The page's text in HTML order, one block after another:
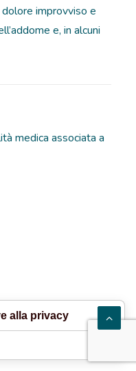
improvviso e
e, in alcuni
medica associata a
alla privacy